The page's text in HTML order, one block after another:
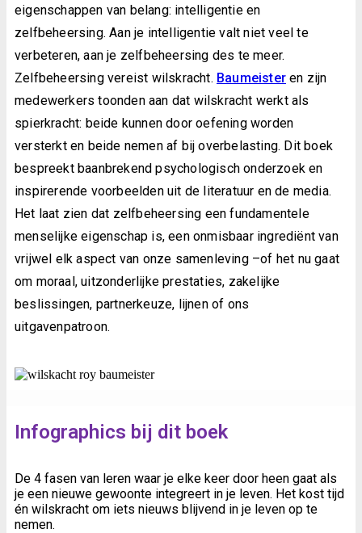
eigenschappen van belang: intelligentie en
zelfbeheersing. Aan je intelligentie valt niet veel te
verbeteren, aan je zelfbeheersing des te meer.
Zelfbeheersing vereist wilskracht. Baumeister en zijn
medewerkers toonden aan dat wilskracht werkt als
spierkracht: beide kunnen door oefening worden
versterkt en beide nemen af bij overbelasting. Dit boek
bespreekt baanbrekend psychologisch onderzoek en
inspirerende voorbeelden uit de literatuur en de media.
Het laat zien dat zelfbeheersing een fundamentele
menselijke eigenschap is, een onmisbaar ingrediënt van
vrijwel elk aspect van onze samenleving –of het nu gaat
om moraal, uitzonderlijke prestaties, zakelijke
beslissingen, partnerkeuze, lijnen of ons
uitgavenpatroon.
Infographics bij dit boek
De 4 fasen van leren waar je elke keer door heen gaat als
je een nieuwe gewoonte integreert in je leven. Het kost tijd
én wilskracht om iets nieuws blijvend in je leven op te
nemen.